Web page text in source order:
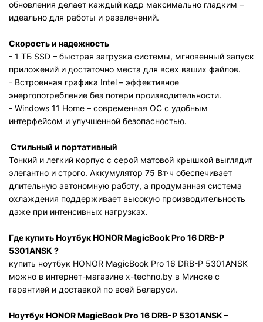
обновления делает каждый кадр максимально гладким –
идеально для работы и развлечений.
Скорость и надежность
- 1 ТБ SSD – быстрая загрузка системы, мгновенный запуск
приложений и достаточно места для всех ваших файлов.
- Встроенная графика Intel – эффективное
энергопотребление без потери производительности.
- Windows 11 Home – современная ОС с удобным
интерфейсом и улучшенной безопасностью.
Стильный и портативный
Тонкий и легкий корпус с серой матовой крышкой выглядит
элегантно и строго. Аккумулятор 75 Вт·ч обеспечивает
длительную автономную работу, а продуманная система
охлаждения поддерживает высокую производительность
даже при интенсивных нагрузках.
Где купитьНоутбук HONOR MagicBook Pro 16 DRB-P
5301ANSK ?
купить ноутбук HONOR MagicBook Pro 16 DRB-P 5301ANSK
можно в интернет-магазине x-techno.by в Минске с
гарантией и доставкой по всей Беларуси.
Ноутбук HONOR MagicBook Pro 16 DRB-P 5301ANSK –